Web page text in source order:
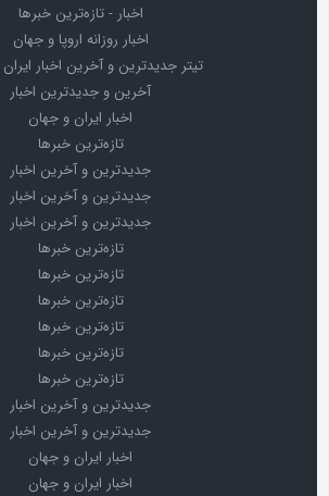
اخبار - تازه‌ترین خبرها
اخبار روزانه اروپا و جهان
تیتر جدیدترین و آخرین اخبار
آخرین و جدیدترین اخبار
اخبار ایران و جهان
تازه‌ترین خبرها
جدیدترین و آخرین اخبار
جدیدترین و آخرین اخبار
جدیدترین و آخرین اخبار
تازه‌ترین خبرها
تازه‌ترین خبرها
تازه‌ترین خبرها
تازه‌ترین خبرها
تازه‌ترین خبرها
تازه‌ترین خبرها
جدیدترین و آخرین اخبار
جدیدترین و آخرین اخبار
اخبار ایران و جهان
اخبار ایران و جهان